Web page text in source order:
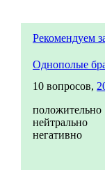
Рекомендуем
Однополые
10 вопросов,
положительно
нейтрально
негативно